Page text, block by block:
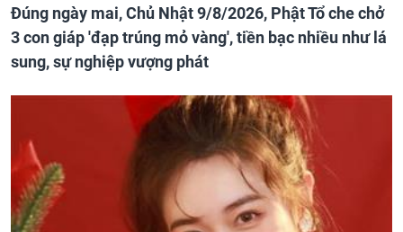
Đúng ngày mai, Chủ Nhật 9/8/2026, Phật Tổ che chở
3 con giáp 'đạp trúng mỏ vàng', tiền bạc nhiều như lá
sung, sự nghiệp vượng phát